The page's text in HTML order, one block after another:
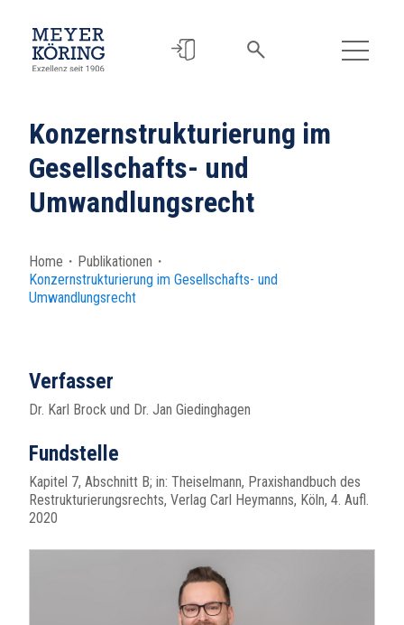
Konzernstrukturierung im
Gesellschafts- und
Umwandlungsrecht
Home ・ Publikationen ・
Konzernstrukturierung im Gesellschafts- und
Umwandlungsrecht
Verfasser
Dr. Karl Brock und Dr. Jan Giedinghagen
Fundstelle
Kapitel 7, Abschnitt B; in: Theiselmann, Praxishandbuch des
Restrukturierungsrechts, Verlag Carl Heymanns, Köln, 4. Aufl.
2020